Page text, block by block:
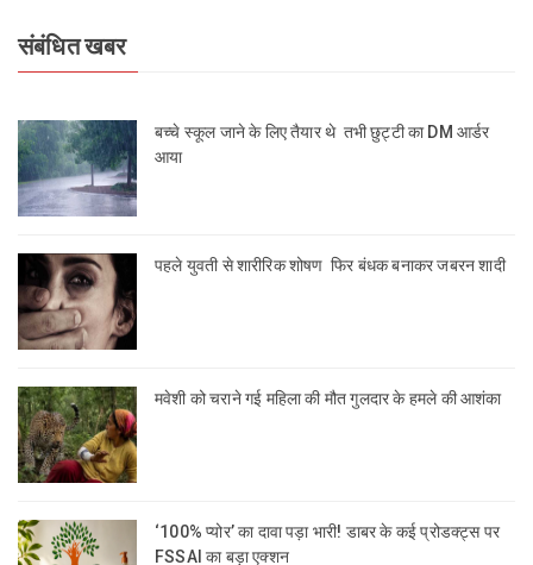
संबंधित खबर
बच्चे स्कूल जाने के लिए तैयार थे तभी छुट्टी का DM आर्डर
आया
पहले युवती से शारीरिक शोषण फिर बंधक बनाकर जबरन शादी
मवेशी को चराने गई महिला की मौत गुलदार के हमले की आशंका
‘100% प्योर’ का दावा पड़ा भारी! डाबर के कई प्रोडक्ट्स पर
FSSAI का बड़ा एक्शन